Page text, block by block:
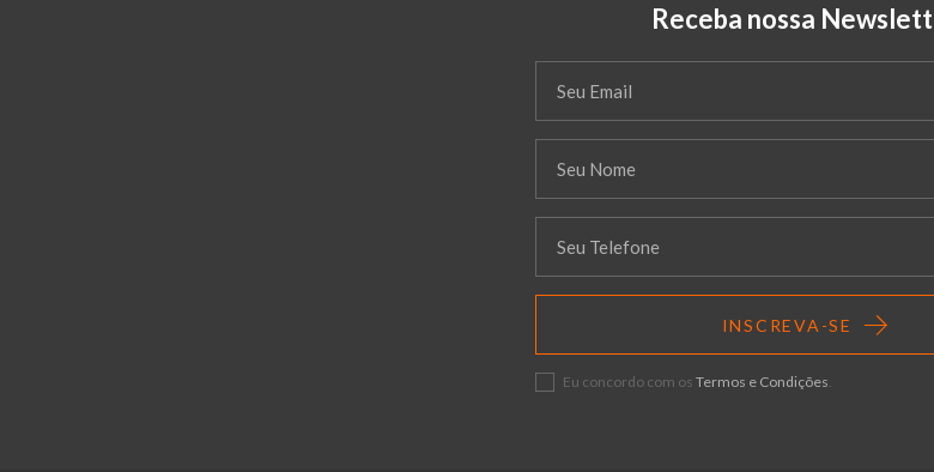
Receba nossa
INSCREVA-SE
Eu concordo com os Termos e Condições.